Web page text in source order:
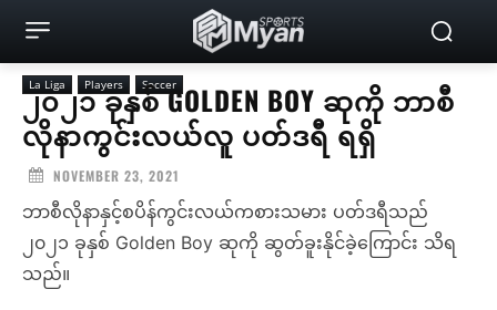
La Liga Players Soccer
၂၀၂၁ ခုနှစ် GOLDEN BOY ဆုကို ဘာစီ
လိုနာကွင်းလယ်လူ ပတ်ဒရီ ရရှိ
NOVEMBER 23, 2021
ဘာစီလိုနာနှင့်စပိန်ကွင်းလယ်ကစားသမား ပတ်ဒရီသည်
၂၀၂၁ ခုနှစ် Golden Boy ဆုကို ဆွတ်ခူးနိုင်ခဲ့ကြောင်း သိရ
သည်။